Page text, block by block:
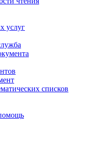
услуг
списков